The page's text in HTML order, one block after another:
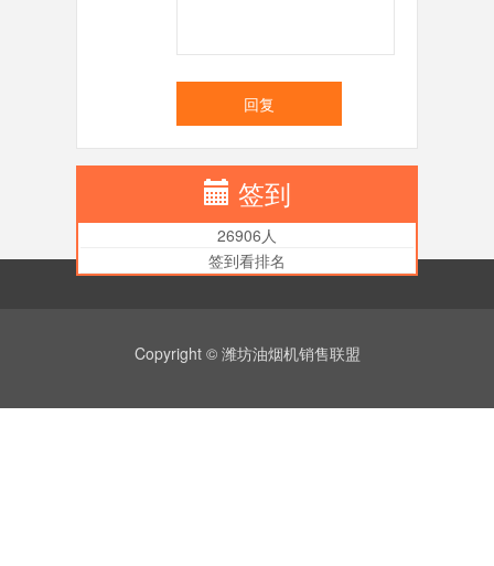
回复
签到
26906人
签到看排名
Copyright © 潍坊油烟机销售联盟